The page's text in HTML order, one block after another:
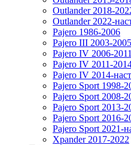
Outlander 2018-
Outlander 2022-
Pajero 1986-2006
Pajero III 2003-2005
Pajero IV 2006-2011
Pajero IV 2011-
Pajero IV 2014-
Pajero Sport 1998-
Pajero Sport 2008-
Pajero Sport 2013-
Pajero Sport 2016-
Pajero Sport 2021-
Xpander 2017-2022